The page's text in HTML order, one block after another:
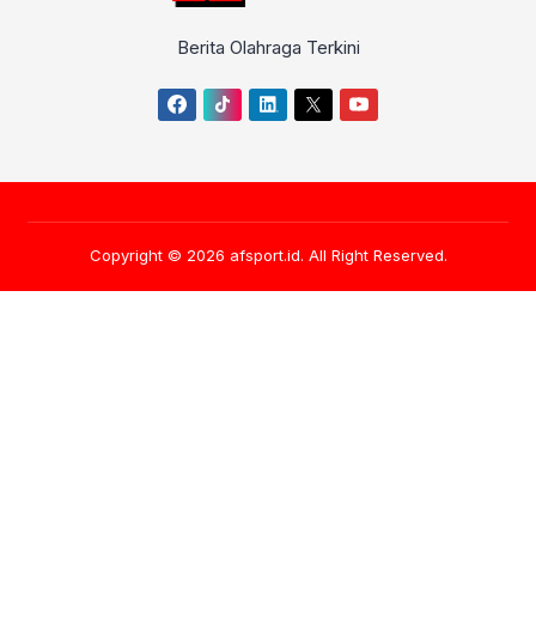
Berita Olahraga Terkini
Copyright © 2026 afsport.id. All Right Reserved.